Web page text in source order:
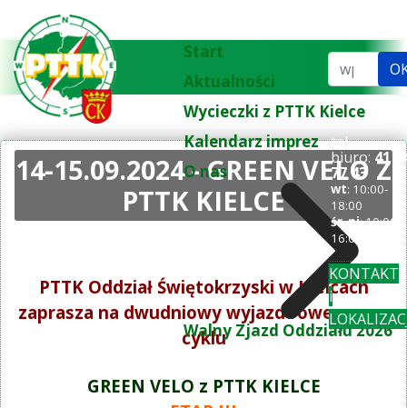
Start
Aktualności
Wycieczki z PTTK Kielce
Kalendarz imprez
O nas
Walny Zjazd Oddziału 2026
Szukaj...
tel.
biuro: 41
77 43
wt: 10:00-
18:00
śr-pi: 10:00-
16:00
KONTAKT
i
14-15.09.2024 - GREEN VELO Z
PTTK KIELCE
PTTK Oddział Świętokrzyski w Kielcach
zaprasza na dwudniowy wyjazd rowerowy z
cyklu
GREEN VELO z PTTK KIELCE